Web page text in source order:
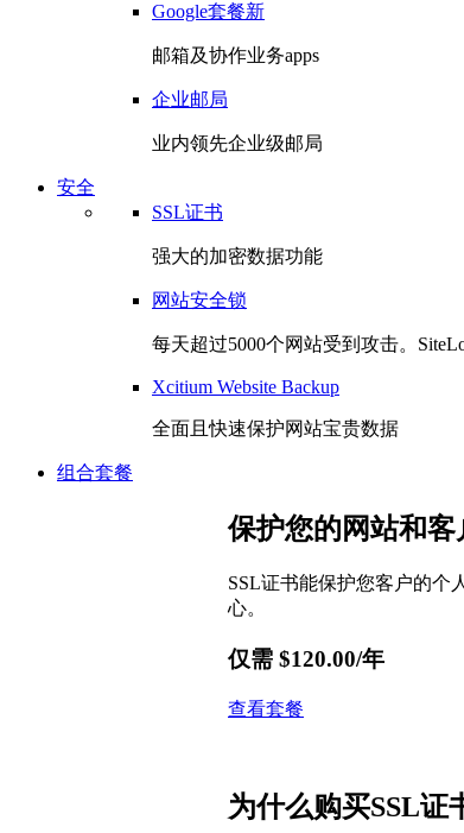
Google套餐新
邮箱及协作业务apps
企业邮局
业内领先企业级邮局
安全
SSL证书
强大的加密数据功能
网站安全锁
每天超过5000个网站受到攻击。
Xcitium Website Backup
全面且快速保护网站宝贵数据
组合套餐
保护您的网站和客
SSL证书能保护您客户的个
心。
仅需 $120.00/年
查看套餐
为什么购买SSL证